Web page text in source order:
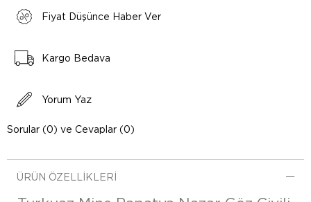
Fiyat Düşünce Haber Ver
Kargo Bedava
Yorum Yaz
Sorular (0) ve Cevaplar (0)
ÜRÜN ÖZELLIKLERI